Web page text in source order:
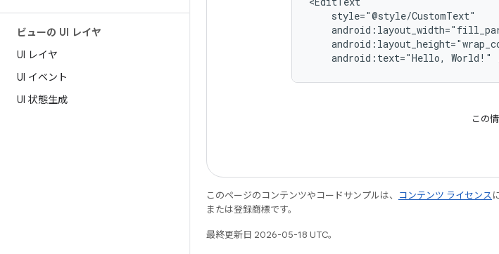
ビューの UI レイヤ
UI レイヤ
UI イベント
UI 状態生成
android:text="Hello,
World!"
この
このページのコンテンツやコードサンプルは、 コンテンツ ライセンス
または登録商標です。
最終更新日 2026-05-18 UTC。